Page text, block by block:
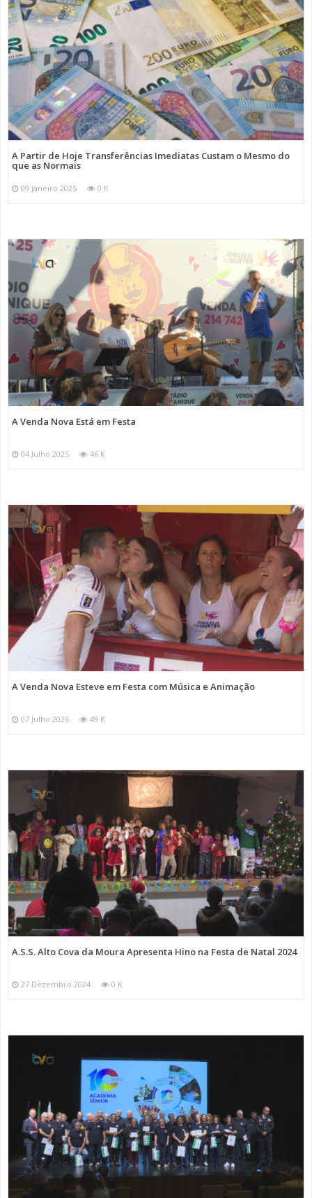
A Partir de Hoje Transferências Imediatas Custam o Mesmo do
que as Normais
09 Janeiro 2025 0 K
A Venda Nova Está em Festa
04 Julho 2025 46 K
A Venda Nova Esteve em Festa com Música e Animação
07 Julho 2026 49 K
A.S.S. Alto Cova da Moura Apresenta Hino na Festa de Natal 2024
27 Dezembro 2024 0 K